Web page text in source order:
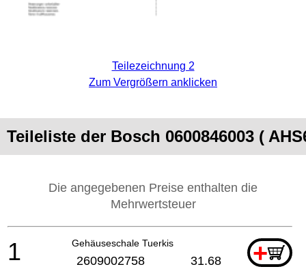
Teilezeichnung 2
Zum Vergrößern anklicken
Teileliste der Bosch 0600846003 (
Die angegebenen Preise enthalten die
Mehrwertsteuer
Gehäuseschale Tuerkis +
1 2609002758 31.68